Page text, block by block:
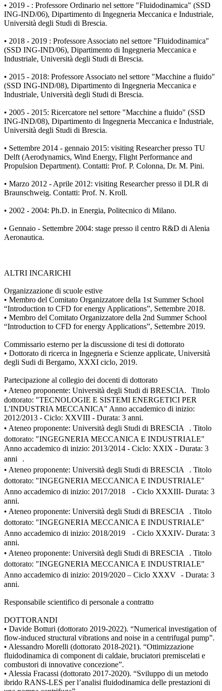
• 2019 - : Professore Ordinario nel settore "Fluidodinamica" (SSD
ING-IND/06), Dipartimento di Ingegneria Meccanica e Industriale,
Università degli Studi di Brescia.
• 2018 - 2019 : Professore Associato nel settore "Fluidodinamica"
(SSD ING-IND/06), Dipartimento di Ingegneria Meccanica e
Industriale, Università degli Studi di Brescia.
• 2015 - 2018: Professore Associato nel settore "Macchine a fluido"
(SSD ING-IND/08), Dipartimento di Ingegneria Meccanica e
Industriale, Università degli Studi di Brescia.
• 2005 - 2015: Ricercatore nel settore "Macchine a fluido" (SSD
ING-IND/08), Dipartimento di Ingegneria Meccanica e Industriale,
Università degli Studi di Brescia.
• Settembre 2014 - gennaio 2015: visiting Researcher presso TU
Delft (Aerodynamics, Wind Energy, Flight Performance and
Propulsion Department). Contatti: Prof. P. Colonna, Dr. M. Pini.
• Marzo 2012 - Aprile 2012: visiting Researcher presso il DLR di
Braunschweig. Contatti: Prof. N. Kroll.
• 2002 - 2004: Ph.D. in Energia, Politecnico di Milano.
• Gennaio - Settembre 2004: stage presso il centro R&D di Alenia
Aeronautica.
ALTRI INCARICHI
Organizzazione di scuole estive
• Membro del Comitato Organizzatore della 1st Summer School
“Introduction to CFD for energy Applications”, Settembre 2018.
• Membro del Comitato Organizzatore della 2nd Summer School
“Introduction to CFD for energy Applications”, Settembre 2019.
Commissario esterno per la discussione di tesi di dottorato
• Dottorato di ricerca in Ingegneria e Scienze applicate, Università
degli Sudi di Bergamo, XXXI ciclo, 2019.
Partecipazione al collegio dei docenti di dottorato
• Ateneo proponente: Università degli Studi di BRESCIA. Titolo
dottorato: "TECNOLOGIE E SISTEMI ENERGETICI PER
L'INDUSTRIA MECCANICA" Anno accademico di inizio:
2012/2013 - Ciclo: XXVIII - Durata: 3 anni.
• Ateneo proponente: Università degli Studi di BRESCIA . Titolo
dottorato: "INGEGNERIA MECCANICA E INDUSTRIALE"
Anno accademico di inizio: 2013/2014 - Ciclo: XXIX - Durata: 3
anni .
• Ateneo proponente: Università degli Studi di BRESCIA . Titolo
dottorato: "INGEGNERIA MECCANICA E INDUSTRIALE"
Anno accademico di inizio: 2017/2018 - Ciclo XXXIII- Durata: 3
anni.
• Ateneo proponente: Università degli Studi di BRESCIA . Titolo
dottorato: "INGEGNERIA MECCANICA E INDUSTRIALE"
Anno accademico di inizio: 2018/2019 - Ciclo XXXIV- Durata: 3
anni.
• Ateneo proponente: Università degli Studi di BRESCIA . Titolo
dottorato: "INGEGNERIA MECCANICA E INDUSTRIALE"
Anno accademico di inizio: 2019/2020 – Ciclo XXXV - Durata: 3
anni.
Responsabile scientifico di personale a contratto
DOTTORANDI
• Davide Botturi (dottorato 2019-2022). “Numerical investigation of
flow-induced structural vibrations and noise in a centrifugal pump”.
• Alessandro Morelli (dottorato 2018-2021). “Ottimizzazione
fluidodinamica di component di caldaie, bruciatori premiscelati e
combustori di innovative concezione”.
• Alessia Fracassi (dottorato 2017-2020). “Sviluppo di un metodo
ibrido RANS-LES per l’analisi fluidodinamica delle prestazioni di